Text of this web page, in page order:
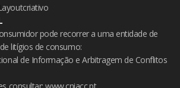
pode recorrer a uma entidade de
litígios de consumo:
de Informação e Arbitragem de Conflitos
consultar:www.cniacc.pt